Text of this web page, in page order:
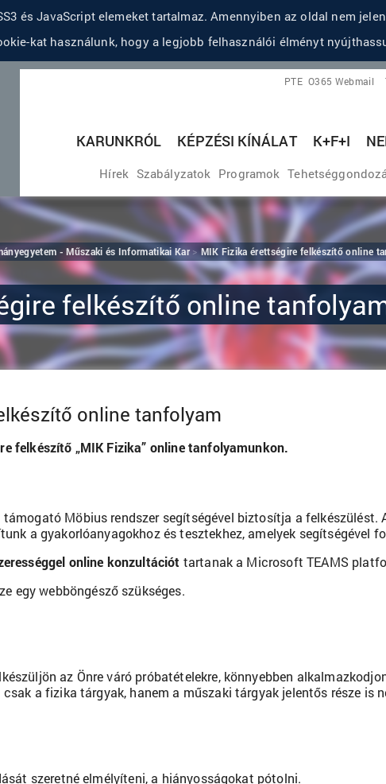
és JavaScript elemeket tartalmaz. Amennyiben az oldal nem
kat használunk, hogy a legjobb felhasználói élményt
O365 Webmail
PTE
KARUNKRÓL KÉPZÉSI KÍNÁLAT K+F+I
Hírek Szabályzatok Programok
- Műszaki és Informatikai Kar MIK Fizika érettségire felkészítő online
felkészítő online
online tanfolyam
felkészítő „MIK Fizika” online tanfolyamunkon.
Möbius rendszer segítségével biztosítja a
a gyakorlóanyagokhoz és tesztekhez, amelyek segítségével
online konzultációt tartanak a Microsoft TEAMS
egy webböngésző szükséges.
az Önre váró próbatételekre, könnyebben
a fizika tárgyak, hanem a műszaki tárgyak jelentős része is
szeretné elmélyíteni, a hiányosságokat pótolni.